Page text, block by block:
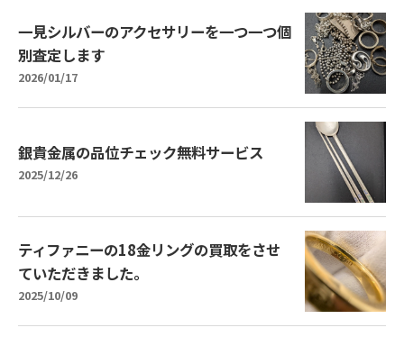
一見シルバーのアクセサリーを一つ一つ個
別査定します
2026/01/17
銀貴金属の品位チェック無料サービス
2025/12/26
ティファニーの18金リングの買取をさせ
ていただきました。
2025/10/09